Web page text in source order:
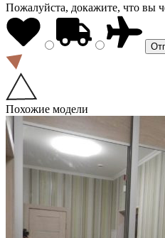
Пожалуйста, докажите, что вы
Похожие модели